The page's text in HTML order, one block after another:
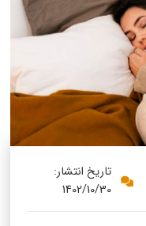
تاریخ انتشار:
1402/10/30